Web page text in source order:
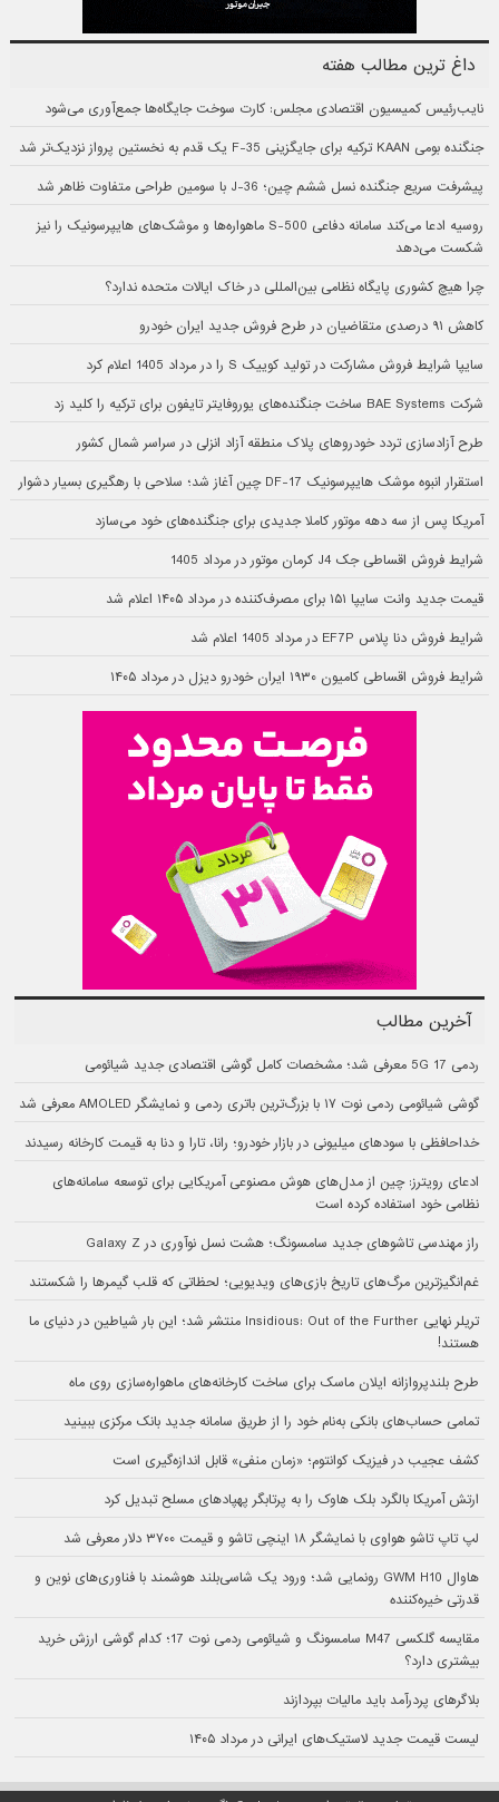
داغ ترین مطالب هفته
نایب‌رئیس کمیسیون اقتصادی مجلس: کارت سوخت جایگاه‌ها جمع‌آوری می‌شود
جنگنده بومی KAAN ترکیه برای جایگزینی F-35 یک قدم به نخستین پرواز نزدیک‌تر شد
پیشرفت سریع جنگنده نسل ششم چین؛ J-36 با سومین طراحی متفاوت ظاهر شد
روسیه ادعا می‌کند سامانه دفاعی S-500 ماهواره‌ها و موشک‌های هایپرسونیک را نیز
شکست می‌دهد
چرا هیچ کشوری پایگاه نظامی بین‌المللی در خاک ایالات متحده ندارد؟
کاهش ۹۱ درصدی متقاضیان در طرح فروش جدید ایران خودرو
سایپا شرایط فروش مشارکت در تولید کوییک S را در مرداد 1405 اعلام کرد
شرکت BAE Systems ساخت جنگنده‌های یوروفایتر تایفون برای ترکیه را کلید زد
طرح آزادسازی تردد خودروهای پلاک منطقه آزاد انزلی در سراسر شمال کشور
استقرار انبوه موشک هایپرسونیک DF-17 چین آغاز شد؛ سلاحی با رهگیری بسیار دشوار
آمریکا پس از سه دهه موتور کاملا جدیدی برای جنگنده‌های خود می‌سازد
شرایط فروش اقساطی جک J4 کرمان موتور در مرداد 1405
قیمت جدید وانت سایپا ۱۵۱ برای مصرف‌کننده در مرداد ۱۴۰۵ اعلام شد
شرایط فروش دنا پلاس EF7P در مرداد 1405 اعلام شد
شرایط فروش اقساطی کامیون ۱۹۳۰ ایران خودرو دیزل در مرداد ۱۴۰۵
آخرین مطالب
ردمی 17 5G معرفی شد؛ مشخصات کامل گوشی اقتصادی جدید شیائومی
گوشی شیائومی ردمی نوت ۱۷ با بزرگ‌ترین باتری ردمی و نمایشگر AMOLED معرفی شد
خداحافظی با سودهای میلیونی در بازار خودرو؛ رانا، تارا و دنا به قیمت کارخانه رسیدند
ادعای رویترز: چین از مدل‌های هوش مصنوعی آمریکایی برای توسعه سامانه‌های
نظامی خود استفاده کرده است
راز مهندسی تاشوهای جدید سامسونگ؛ هشت نسل نوآوری در Galaxy Z
غم‌انگیزترین مرگ‌های تاریخ بازی‌های ویدیویی؛ لحظاتی که قلب گیمرها را شکستند
تریلر نهایی Insidious: Out of the Further منتشر شد؛ این بار شیاطین در دنیای ما
هستند!
طرح بلندپروازانه ایلان ماسک برای ساخت کارخانه‌های ماهواره‌سازی روی ماه
تمامی حساب‌های بانکی به‌نام خود را از طریق سامانه جدید بانک مرکزی ببینید
کشف عجیب در فیزیک کوانتوم؛ «زمان منفی» قابل اندازه‌گیری است
ارتش آمریکا بالگرد بلک هاوک را به پرتابگر پهپادهای مسلح تبدیل کرد
لپ تاپ تاشو هواوی با نمایشگر ۱۸ اینچی تاشو و قیمت ۳۷۰۰ دلار معرفی شد
هاوال GWM H10 رونمایی شد؛ ورود یک شاسی‌بلند هوشمند با فناوری‌های نوین و
قدرتی خیره‌کننده
مقایسه گلکسی M47 سامسونگ و شیائومی ردمی نوت 17؛ کدام گوشی ارزش خرید
بیشتری دارد؟
بلاگرهای پردرآمد باید مالیات بپردازند
لیست قیمت جدید لاستیک‌های ایرانی در مرداد ۱۴۰۵